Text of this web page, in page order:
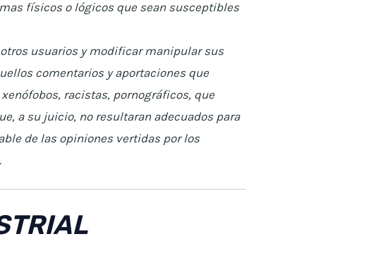
físicos o lógicos que sean susceptibles
usuarios y modificar manipular sus
comentarios y aportaciones que
racistas, pornográficos, que
a su juicio, no resultaran adecuados para
de las opiniones vertidas por los